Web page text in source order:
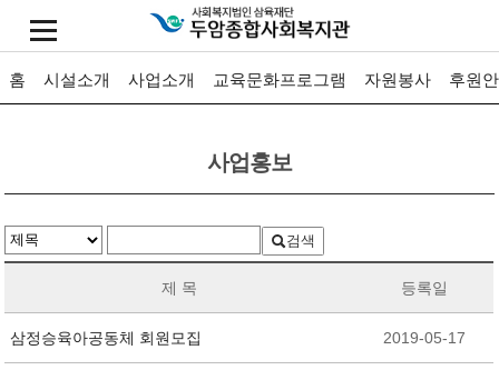
홈 시설소개 사업소개 교육문화프로그램 자원봉사 후원
사업홍보
검색
제 목 등록일
삼정승육아공동체 회원모집 2019-05-17